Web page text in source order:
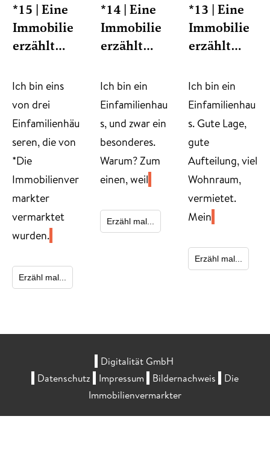
*15 | Eine
Immobilie
erzählt…
​Ich bin eins
von drei
Einfamilienhäu
seren, die von
*Die
Immobilienver
markter
vermarktet
wurden.
Erzähl mal...
*14 | Eine
Immobilie
erzählt…
​Ich bin ein
Einfamilienhau
s, und zwar ein
besonderes.
Warum? Zum
einen, weil
Erzähl mal...
*13 | Eine
Immobilie
erzählt…
Ich bin ein
Einfamilienhau
s. Gute Lage,
gute
Aufteilung, viel
Wohnraum,
vermietet.
Mein
Erzähl mal...
Digitalität GmbH
Datenschutz
Impressum Bildernachweis
Die
Immobilienvermarkter